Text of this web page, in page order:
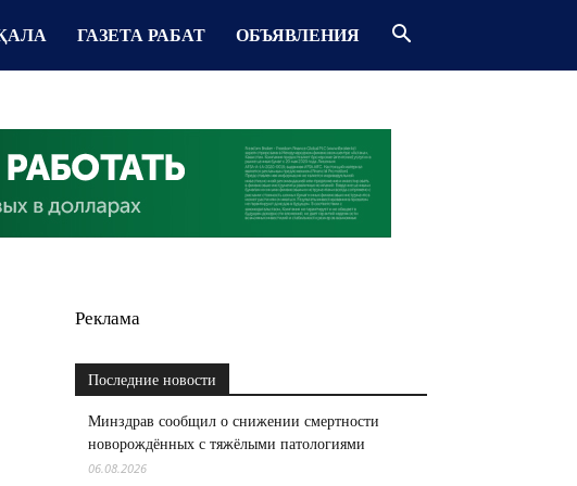
ГАЗЕТА РАБАТ ОБЪЯВЛЕНИЯ
Реклама
Последние новости
Минздрав сообщил о снижении смертности
новорождённых с тяжёлыми патологиями
06.08.2026